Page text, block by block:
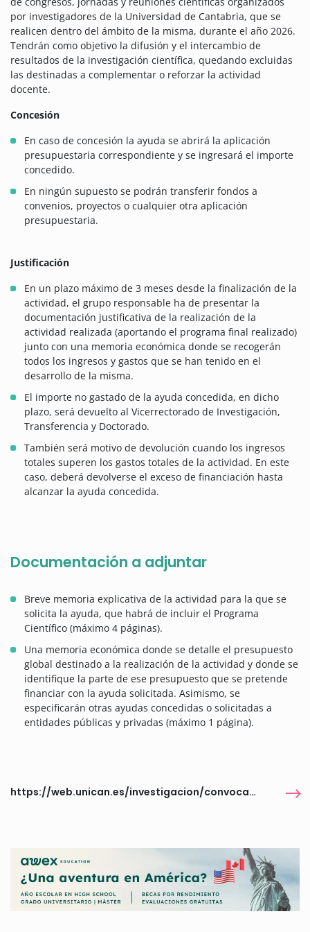
por investigadores de la Universidad de Cantabria, que se
realicen dentro del ámbito de la misma, durante el año 2026.
Tendrán como objetivo la difusión y el intercambio de
resultados de la investigación científica, quedando excluidas
las destinadas a complementar o reforzar la actividad
docente.
Concesión
En caso de concesión la ayuda se abrirá la aplicación
presupuestaria correspondiente y se ingresará el importe
concedido.
En ningún supuesto se podrán transferir fondos a
convenios, proyectos o cualquier otra aplicación
presupuestaria.
Justificación
En un plazo máximo de 3 meses desde la finalización de la
actividad, el grupo responsable ha de presentar la
documentación justificativa de la realización de la
actividad realizada (aportando el programa final realizado)
junto con una memoria económica donde se recogerán
todos los ingresos y gastos que se han tenido en el
desarrollo de la misma.
El importe no gastado de la ayuda concedida, en dicho
plazo, será devuelto al Vicerrectorado de Investigación,
Transferencia y Doctorado.
También será motivo de devolución cuando los ingresos
totales superen los gastos totales de la actividad. En este
caso, deberá devolverse el exceso de financiación hasta
alcanzar la ayuda concedida.
Documentación a adjuntar
Breve memoria explicativa de la actividad para la que se
solicita la ayuda, que habrá de incluir el Programa
Científico (máximo 4 páginas).
Una memoria económica donde se detalle el presupuesto
global destinado a la realización de la actividad y donde se
identifique la parte de ese presupuesto que se pretende
financiar con la ayuda solicitada. Asimismo, se
especificarán otras ayudas concedidas o solicitadas a
entidades públicas y privadas (máximo 1 página).
https://web.unican.es/investigacion/convocatorias/detalle